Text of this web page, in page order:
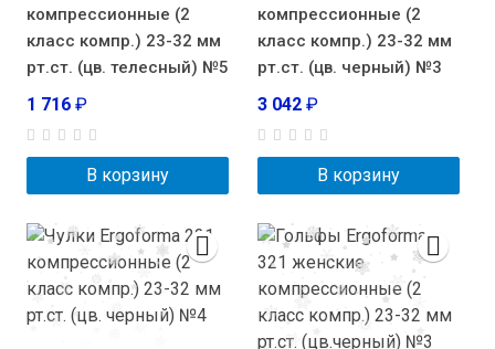
компрессионные (2
класс компр.) 23-32 мм
рт.ст. (цв. телесный) №5
1 716 ₽
В корзину
компрессионные (2
класс компр.) 23-32 мм
рт.ст. (цв. черный) №3
3 042 ₽
В корзину